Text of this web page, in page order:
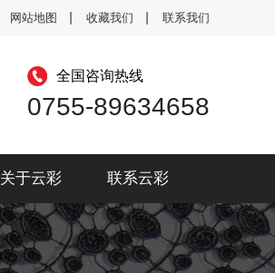
网站地图 收藏我们 联系我们
全国咨询热线
0755-89634658
关于云彩 联系云彩